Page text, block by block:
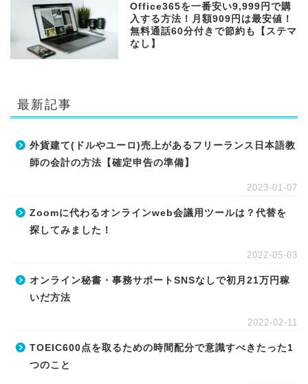
Office365を一番安い9,999円で購
入する方法！月額909円は最安値！
無料通話60分付きで節約も【ステマ
なし】
最新記事
外貨建て(ドルやユーロ)売上があるフリーランス日本語教
師の会計の方法【確定申告の準備】
2023-01-07
Zoomに代わるオンラインweb会議用ツールは？代替を
探してみました！
2022-05-03
オンライン秘書・事務サポートSNSなしで初月21万円稼
いだ方法
2022-02-11
TOEIC600点を取るための時間配分で意識すべきたった1
つのこと